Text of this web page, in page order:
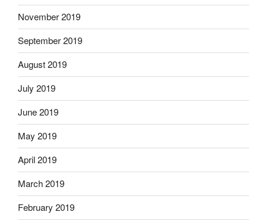
November 2019
September 2019
August 2019
July 2019
June 2019
May 2019
April 2019
March 2019
February 2019